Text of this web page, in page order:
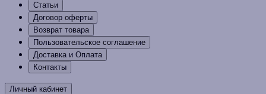
Статьи
Договор оферты
Возврат товара
Пользовательское соглашение
Доставка и Оплата
Контакты
Личный кабинет